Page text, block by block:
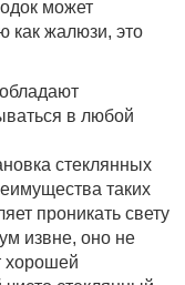
может
как жалюзи, это
в любой
стеклянных
таких
проникать свету
извне, оно не
хорошей